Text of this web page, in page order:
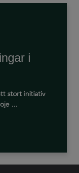
i
stort initiativ
...